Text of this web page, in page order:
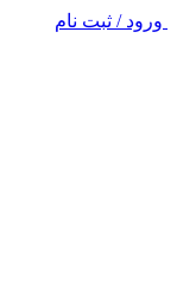
ورود / ثبت نام